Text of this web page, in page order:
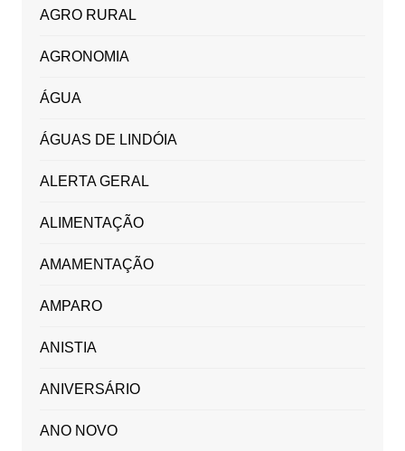
AGRO RURAL
AGRONOMIA
ÁGUA
ÁGUAS DE LINDÓIA
ALERTA GERAL
ALIMENTAÇÃO
AMAMENTAÇÃO
AMPARO
ANISTIA
ANIVERSÁRIO
ANO NOVO